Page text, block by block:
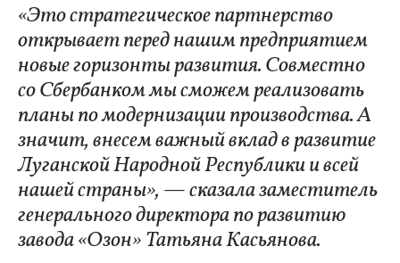
«Это стратегическое партнерство
открывает перед нашим предприятием
новые горизонты развития. Совместно
со Сбербанком мы сможем реализовать
планы по модернизации производства. А
значит, внесем важный вклад в развитие
Луганской Народной Республики и всей
нашей страны», — сказала заместитель
генерального директора по развитию
завода «Озон» Татьяна Касьянова.